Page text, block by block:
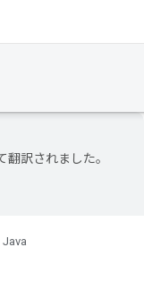
翻訳されました。
Java